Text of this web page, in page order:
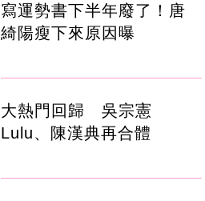
寫運勢書下半年廢了！唐
綺陽瘦下來原因曝
大熱門回歸 吳宗憲
Lulu、陳漢典再合體